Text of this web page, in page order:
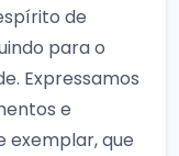
de
para o
Expressamos
e
exemplar, que